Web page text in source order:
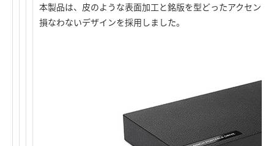
本製品は、皮のような表面加工と銘版を型どったアクセン
損なわないデザインを採用しました。